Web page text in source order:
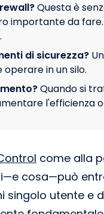
Questa è
importante da
di sicurezza?
in un silo.
Quando si
l'efficienza
come alla
cosa—può
singolo utente e